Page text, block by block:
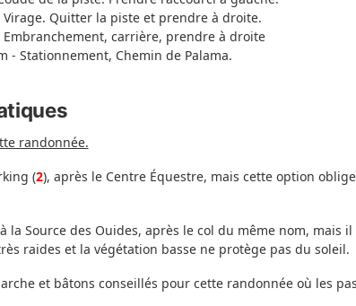
Quitter la piste et prendre à droite.
Embranchement, carrière, prendre à droite
- Stationnement, Chemin de Palama.
randonnée.
(2), après le Centre Équestre, mais cette option
la Source des Ouides, après le col du même nom, mais
raides et la végétation basse ne protège pas du soleil.
et bâtons conseillés pour cette randonnée où les